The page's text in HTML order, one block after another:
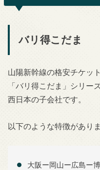
バリ得こだま
山陽新幹線の格安チケッ
「バリ得こだま」シリー
西日本の子会社です。
以下のような特徴がありま
大阪ー岡山ー広島ー